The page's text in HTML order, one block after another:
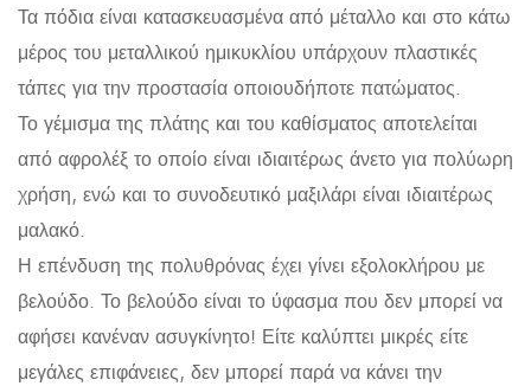
Τα πόδια είναι κατασκευασμένα από μέταλλο και στο κάτω
μέρος του μεταλλικού ημικυκλίου υπάρχουν πλαστικές
τάπες για την προστασία οποιουδήποτε πατώματος.
Το γέμισμα της πλάτης και του καθίσματος αποτελείται
από αφρολέξ το οποίο είναι ιδιαιτέρως άνετο για πολύωρη
χρήση, ενώ και το συνοδευτικό μαξιλάρι είναι ιδιαιτέρως
μαλακό.
Η επένδυση της πολυθρόνας έχει γίνει εξολοκλήρου με
βελούδο. Το βελούδο είναι το ύφασμα που δεν μπορεί να
αφήσει κανέναν ασυγκίνητο! Είτε καλύπτει μικρές είτε
μεγάλες επιφάνειες, δεν μπορεί παρά να κάνει την